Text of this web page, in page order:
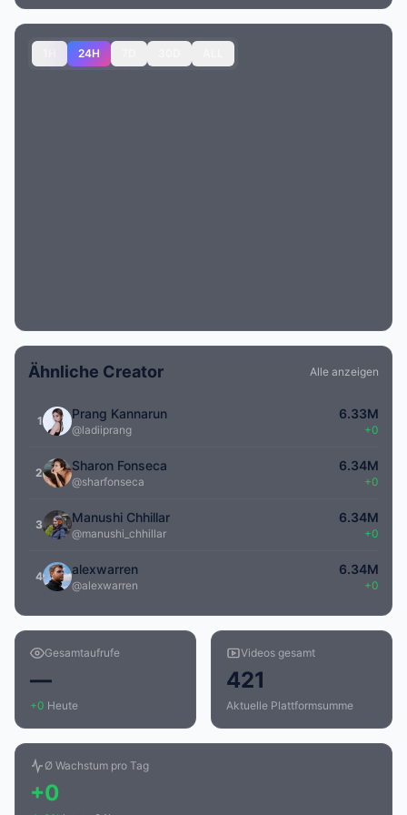
24H
Ähnliche Creator Alle anzeigen
1 Prang Kannarun
@ladiiprang
6.33M
+0
2 Sharon Fonseca
@sharfonseca
6.34M
+0
3 Manushi Chhillar
@manushi_chhillar
6.34M
+0
4 alexwarren
@alexwarren
6.34M
+0
Gesamtaufrufe
—
+0 Heute
Videos gesamt
421
Aktuelle Plattformsumme
Ø Wachstum pro Tag
+0